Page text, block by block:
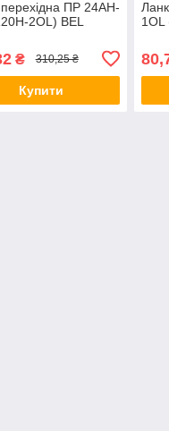
ПР 24AH-
2OL) BEL
₴ 310,25 ₴
Купити
1OL